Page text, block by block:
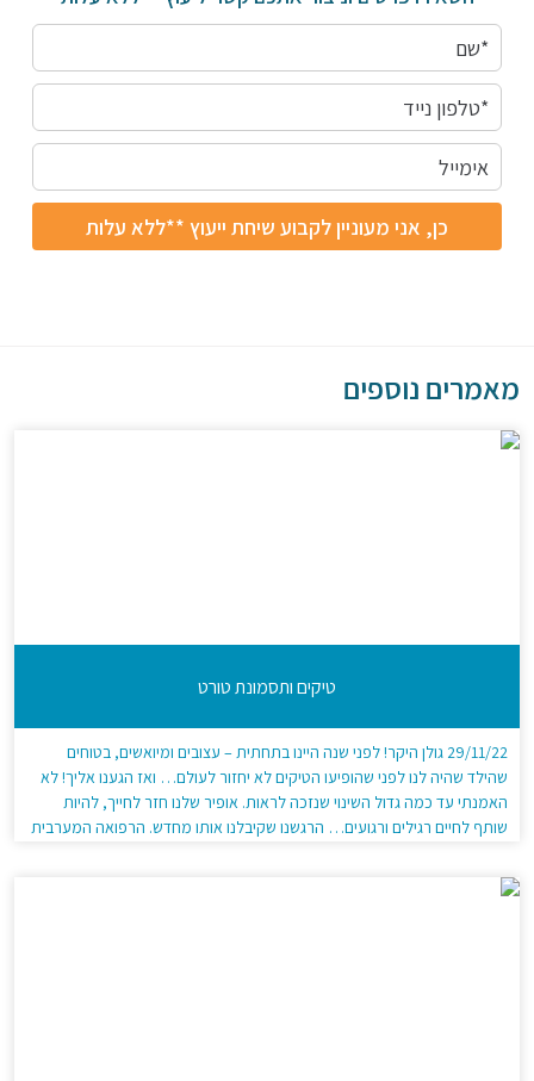
מאמרים נוספים
טיקים ותסמונת טורט
29/11/22 גולן היקר! לפני שנה היינו בתחתית – עצובים ומיואשים, בטוחים
שהילד שהיה לנו לפני שהופיעו הטיקים לא יחזור לעולם… ואז הגענו אליך! לא
האמנתי עד כמה גדול השינוי שנזכה לראות. אופיר שלנו חזר לחייך, להיות
שותף לחיים רגילים ורגועים… הרגשנו שקיבלנו אותו מחדש. הרפואה המערבית